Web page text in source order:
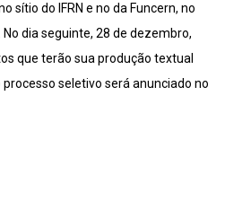
sítio do IFRN e no da Funcern, no
dia seguinte, 28 de dezembro,
que terão sua produção textual
seletivo será anunciado no